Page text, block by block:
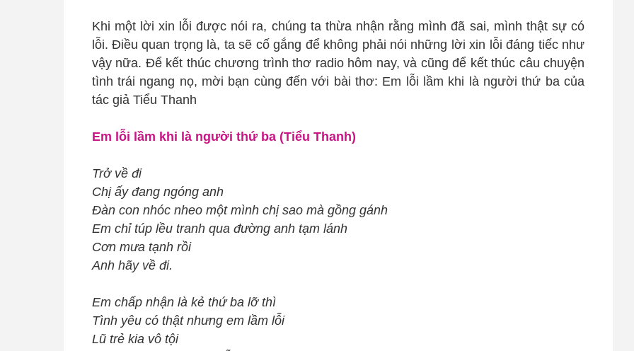
Khi một lời xin lỗi được nói ra, chúng ta thừa nhận rằng mình đã sai, mình thật sự có
lỗi. Điều quan trọng là, ta sẽ cố gắng để không phải nói những lời xin lỗi đáng tiếc như
vậy nữa. Để kết thúc chương trình thơ radio hôm nay, và cũng để kết thúc câu chuyện
tình trái ngang nọ, mời bạn cùng đến với bài thơ: Em lỗi lầm khi là người thứ ba của
tác giả Tiểu Thanh
Em lỗi lầm khi là người thứ ba (Tiểu Thanh)
Trở về đi
Chị ấy đang ngóng anh
Đàn con nhóc nheo một mình chị sao mà gồng gánh
Em chỉ túp lều tranh qua đường anh tạm lánh
Cơn mưa tạnh rồi
Anh hãy về đi.
Em chấp nhận là kẻ thứ ba lỡ thì
Tình yêu có thật nhưng em lầm lỗi
Lũ trẻ kia vô tội